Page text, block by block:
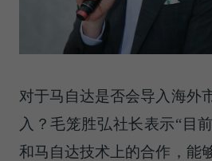
对于马自达是否会导入海外
入？毛笼胜弘社长表示“目
和马自达技术上的合作，能